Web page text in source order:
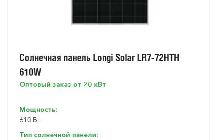
Солнечная панель Longi Solar LR7-72HTH
610W
Оптовый заказ от 20 кВт
Мощность:
610 Вт
Тип солнечной панели: